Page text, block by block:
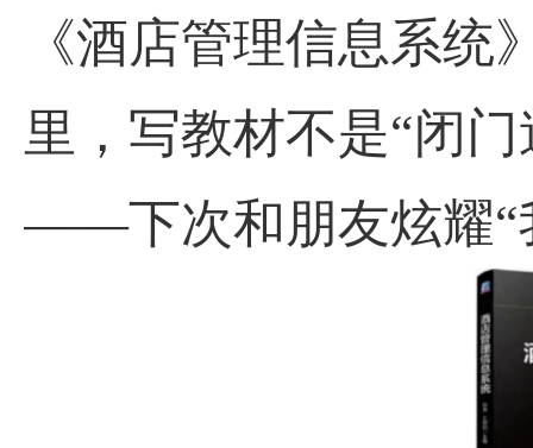
《酒店管理信息系
里，写教材不是“闭
——下次和朋友炫耀“